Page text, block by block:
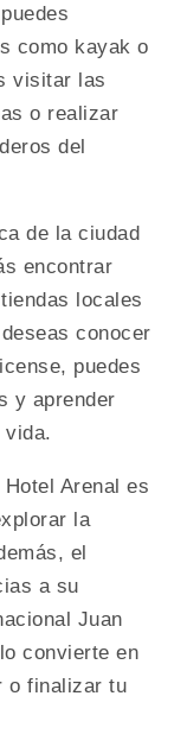
como kayak o
visitar las
o realizar
del
de la ciudad
encontrar
locales
conocer
puedes
y aprender
Arenal es
la
el
a su
Juan
convierte en
o finalizar tu